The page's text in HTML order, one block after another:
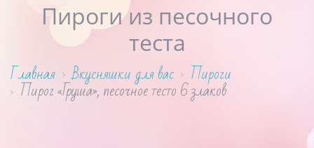
Пироги из песочного
теста
Главная Вкусняшки для вас Пироги
Пирог «Груша», песочное тесто 6 злаков